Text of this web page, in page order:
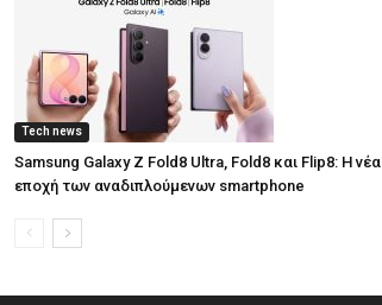
Tech news
Samsung Galaxy Z Fold8 Ultra, Fold8 και Flip8: Η νέα
εποχή των αναδιπλούμενων smartphone